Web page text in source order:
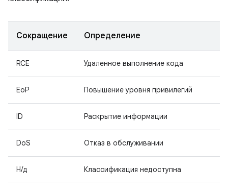
Сокращение Определение
RCE Удаленное выполнение кода
EoP Повышение уровня привилегий
ID Раскрытие информации
DoS Отказ в обслуживании
Н/д Классификация недоступна